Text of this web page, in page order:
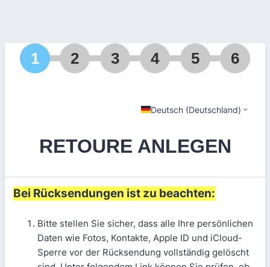
1 2 3 4 5 6
Deutsch (Deutschland)
RETOURE ANLEGEN
Bei Rücksendungen ist zu beachten:
Bitte stellen Sie sicher, dass alle Ihre persönlichen
Daten wie Fotos, Kontakte, Apple ID und iCloud-
Sperre vor der Rücksendung vollständig gelöscht